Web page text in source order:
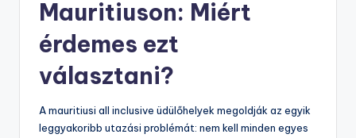
Mauritiuson: Miért
érdemes ezt
választani?
A mauritiusi all inclusive üdülőhelyek megoldják az egyik
leggyakoribb utazási problémát: nem kell minden egyes